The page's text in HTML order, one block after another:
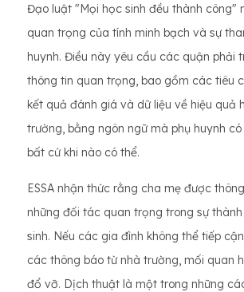
Đạo luật "Mọi học sinh đều thành công"
quan trọng của tính minh bạch và sự
huynh. Điều này yêu cầu các quận phải
thông tin quan trọng, bao gồm các tiêu
kết quả đánh giá và dữ liệu về hiệu quả
trường, bằng ngôn ngữ mà phụ huynh
bất cứ khi nào có thể.
ESSA nhận thức rằng cha mẹ được
những đối tác quan trọng trong sự
sinh. Nếu các gia đình không thể tiếp
các thông báo từ nhà trường, mối quan
đổ vỡ. Dịch thuật là một trong những